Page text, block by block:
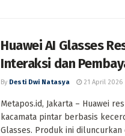
Huawei AI Glasses
Interaksi dan
By Desti Dwi Natasya 21 April 2026
Metapos.id, Jakarta – Huawei
kacamata pintar berbasis
Glasses. Produk ini diluncurkan